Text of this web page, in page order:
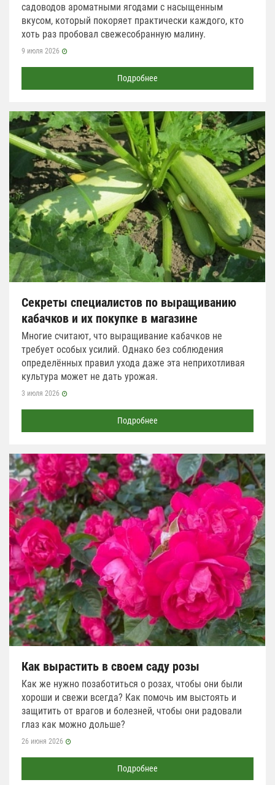
садоводов ароматными ягодами с насыщенным
вкусом, который покоряет практически каждого, кто
хоть раз пробовал свежесобранную малину.
9 июля 2026
Подробнее
Секреты специалистов по выращиванию
кабачков и их покупке в магазине
Многие считают, что выращивание кабачков не
требует особых усилий. Однако без соблюдения
определённых правил ухода даже эта неприхотливая
культура может не дать урожая.
3 июля 2026
Подробнее
Как вырастить в своем саду розы
Как же нужно позаботиться о розах, чтобы они были
хороши и свежи всегда? Как помочь им выстоять и
защитить от врагов и болезней, чтобы они радовали
глаз как можно дольше?
26 июня 2026
Подробнее